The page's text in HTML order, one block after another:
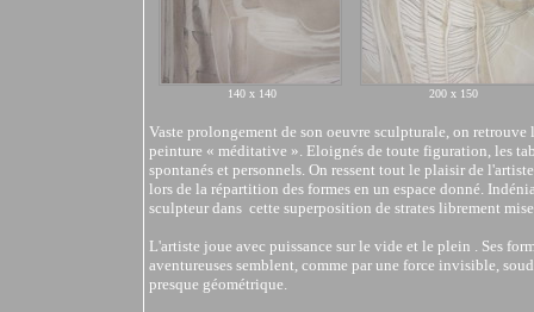
140 x 140 200 x 150
Vaste prolongement de son oeuvre sculpturale, on retrouve
peinture « méditative ». Eloignés de toute figuration, les
spontanés et personnels. On ressent tout le plaisir de
lors de la répartition des formes en un espace donné.
sculpteur dans cette superposition de strates librement
L'artiste joue avec puissance sur le vide et le plein . Ses
aventureuses semblent, comme par une force invisible,
presque géométrique.